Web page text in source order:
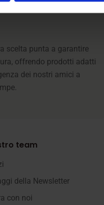
scelta punta a garantire
offrendo prodotti adatti
dei nostri amici a
team
della Newsletter
con noi